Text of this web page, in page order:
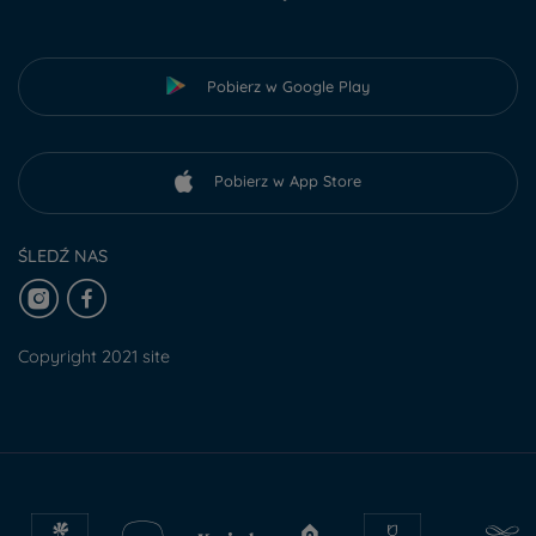
Pobierz w Google Play
Pobierz w App Store
ŚLEDŹ NAS
Copyright 2021 site